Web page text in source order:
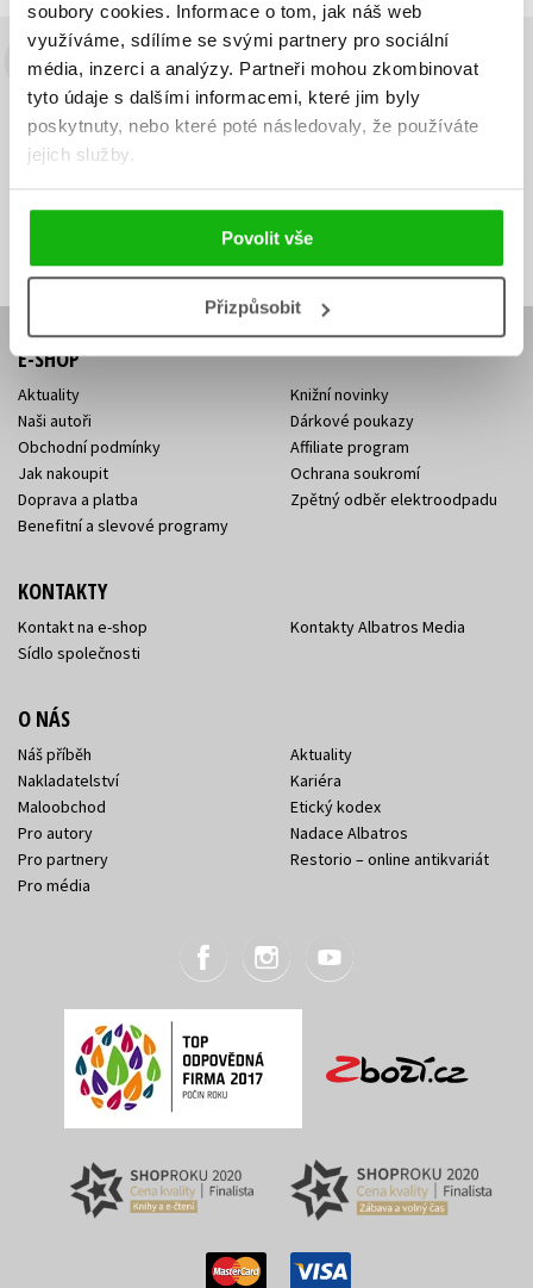
soubory cookies. Informace o tom, jak náš web
využíváme, sdílíme se svými partnery pro sociální
média, inzerci a analýzy. Partneři mohou zkombinovat
tyto údaje s dalšími informacemi, které jim byly
poskytnuty, nebo které poté následovaly, že používáte
jejich služby.
Povolit vše
Přizpůsobit
Budete to vědět jako první!
Zajímá Vás, jaký knižní hit právě vychází, na jaké zboží je výhodná
sleva, jaká běží soutěž o ceny? Přihlášením k odběru našich e-
mailových novinek
Vaše e-
Vaše e-
E-SHOP
Aktuality
Naši autoři
Obchodní podmínky
Jak nakoupit
Doprava a platba
Benefitní a slevové programy
Knižní novinky
Dárkové poukazy
Affiliate program
Ochrana soukromí
Zpětný odběr elektroodpadu
KONTAKTY
Kontakt na e-shop
Sídlo společnosti
Kontakty Albatros Media
O NÁS
Náš příběh
Nakladatelství
Maloobchod
Pro autory
Pro partnery
Pro média
Aktuality
Kariéra
Etický kodex
Nadace Albatros
Restorio – online antikvariát